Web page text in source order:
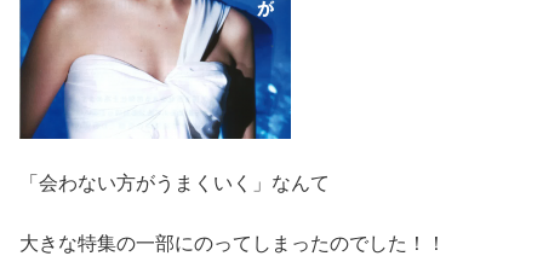
「会わない方がうまくいく」なんて
大きな特集の一部にのってしまったのでした！！